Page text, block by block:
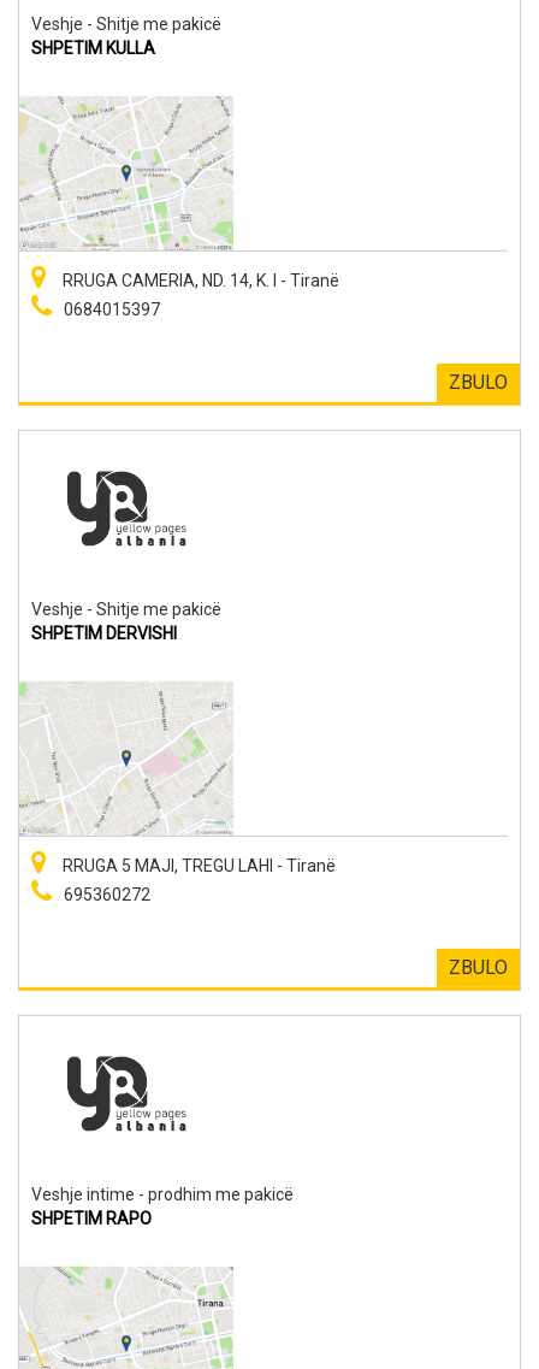
Veshje - Shitje me pakicë
SHPETIM KULLA
RRUGA CAMERIA, ND. 14, K. I - Tiranë
0684015397
ZBULO
Veshje - Shitje me pakicë
SHPETIM DERVISHI
RRUGA 5 MAJI, TREGU LAHI - Tiranë
695360272
ZBULO
Veshje intime - prodhim me pakicë
SHPETIM RAPO